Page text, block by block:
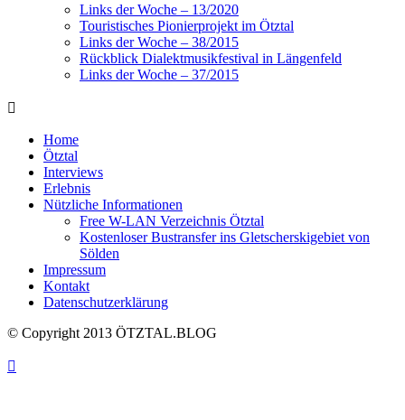
Links der Woche – 13/2020
Touristisches Pionierprojekt im Ötztal
Links der Woche – 38/2015
Rückblick Dialektmusikfestival in Längenfeld
Links der Woche – 37/2015
Home
Ötztal
Interviews
Erlebnis
Nützliche Informationen
Free W-LAN Verzeichnis Ötztal
Kostenloser Bustransfer ins Gletscherskigebiet von
Sölden
Impressum
Kontakt
Datenschutzerklärung
© Copyright 2013 ÖTZTAL.BLOG